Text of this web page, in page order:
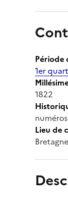
Période
1er
1822
Lieu de